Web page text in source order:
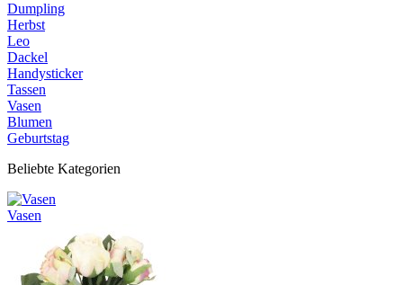
Dumpling
Herbst
Leo
Dackel
Handysticker
Tassen
Vasen
Blumen
Geburtstag
Beliebte Kategorien
Vasen